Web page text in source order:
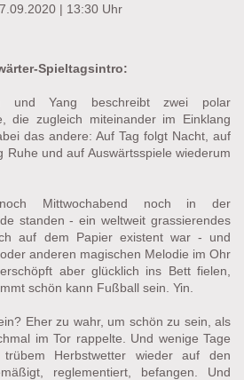
| 13:30 Uhr
Spieltagsintro:
und Yang beschreibt zwei polar
die zugleich miteinander im Einklang
das andere: Auf Tag folgt Nacht, auf
Ruhe und auf Auswärtsspiele wiederum
Mittwochabend noch in der
standen - ein weltweit grassierendes
auf dem Papier existent war - und
anderen magischen Melodie im Ohr
aber glücklich ins Bett fielen,
schön kann Fußball sein. Yin.
Eher zu wahr, um schön zu sein, als
im Tor rappelte. Und wenige Tage
Herbstwetter wieder auf den
reglementiert, befangen. Und